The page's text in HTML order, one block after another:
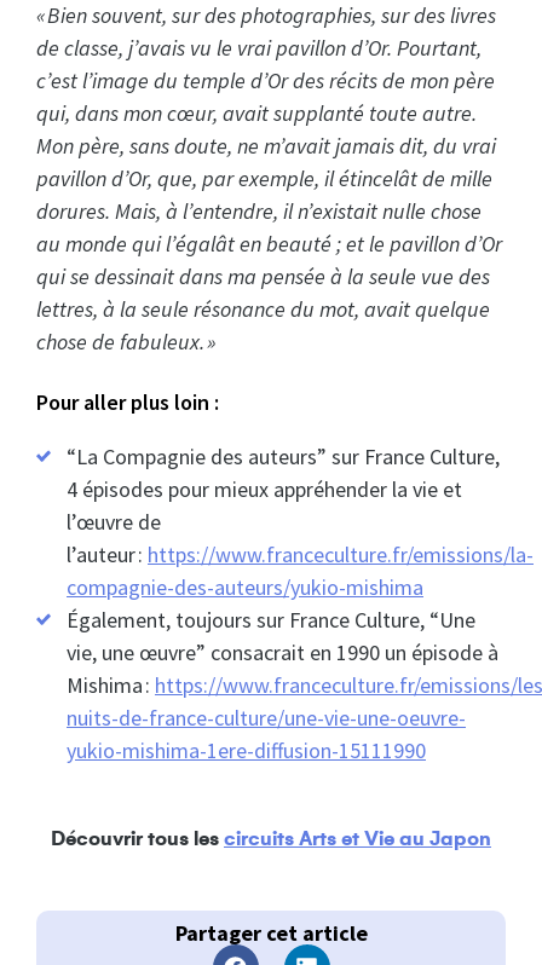
« Bien souvent, sur des photographies, sur des livres
de classe, j’avais vu le vrai pavillon d’Or. Pourtant,
c’est l’image du temple d’Or des récits de mon père
qui, dans mon cœur, avait supplanté toute autre.
Mon père, sans doute, ne m’avait jamais dit, du vrai
pavillon d’Or, que, par exemple, il étincelât de mille
dorures. Mais, à l’entendre, il n’existait nulle chose
au monde qui l’égalât en beauté ; et le pavillon d’Or
qui se dessinait dans ma pensée à la seule vue des
lettres, à la seule résonance du mot, avait quelque
chose de fabuleux. »
Pour aller plus loin :
“La Compagnie des auteurs” sur France Culture,
4 épisodes pour mieux appréhender la vie et
l’œuvre de
l’auteur : https://www.franceculture.fr/emissions/la-
compagnie-des-auteurs/yukio-mishima
Également, toujours sur France Culture, “Une
vie, une œuvre” consacrait en 1990 un épisode à
Mishima : https://www.franceculture.fr/emissions/
nuits-de-france-culture/une-vie-une-oeuvre-
yukio-mishima-1ere-diffusion-15111990
Découvrir tous les circuits Arts et Vie au Japon
Partager cet article